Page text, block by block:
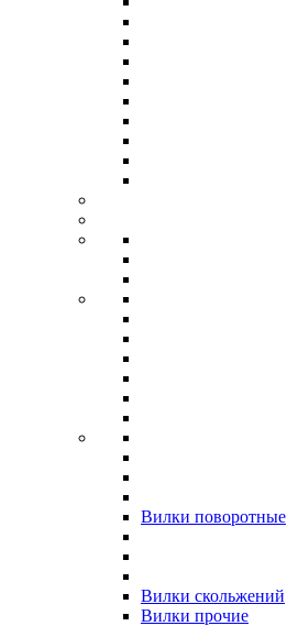
Вилки поворотные
Вилки скольжений
Вилки прочие